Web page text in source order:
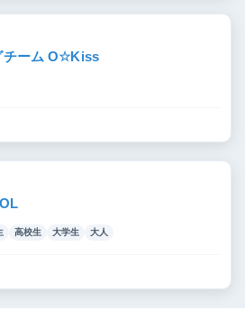
チーム O☆Kiss
高校生 大学生 大人